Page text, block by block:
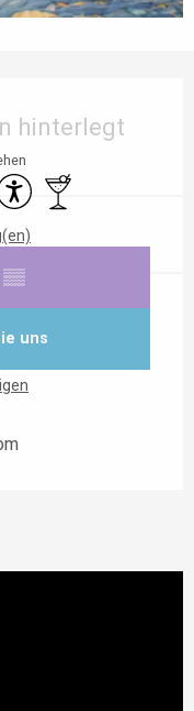
hinterlegt
Bar / Getränkestand
▒▒
uns